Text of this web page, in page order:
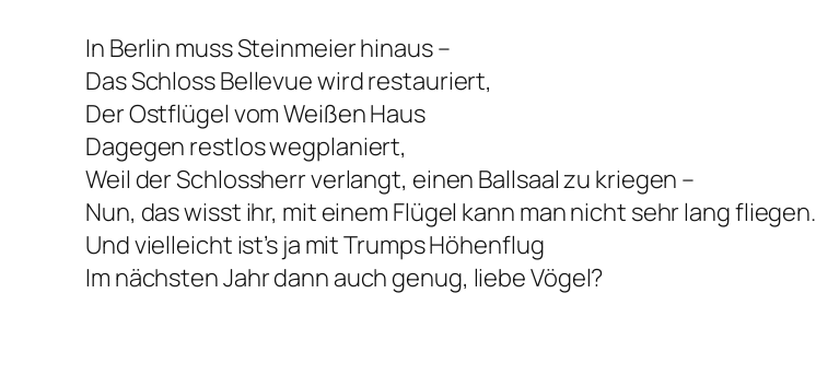
In Berlin muss Steinmeier hinaus –
Das Schloss Bellevue wird restauriert,
Der Ostflügel vom Weißen Haus
Dagegen restlos wegplaniert,
Weil der Schlossherr verlangt, einen Ballsaal zu kriegen –
Nun, das wisst ihr, mit einem Flügel kann man nicht sehr lang fliegen.
Und vielleicht ist’s ja mit Trumps Höhenflug
Im nächsten Jahr dann auch genug, liebe Vögel?